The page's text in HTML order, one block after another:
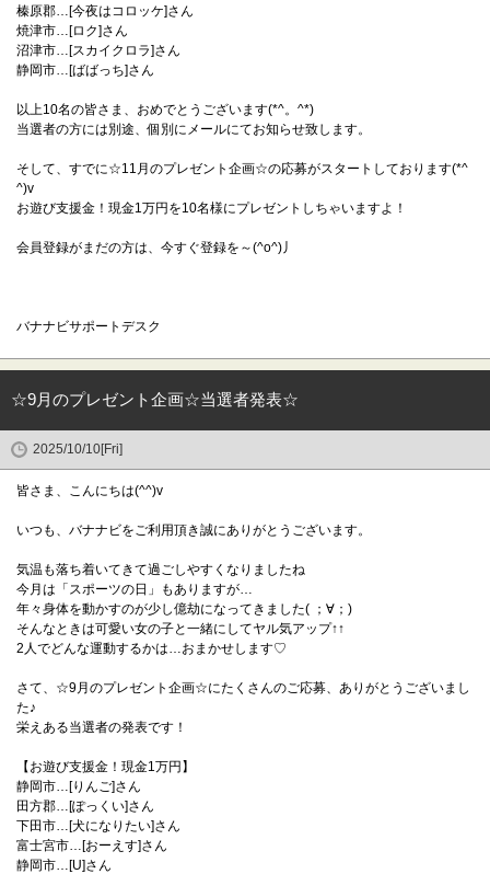
榛原郡…[今夜はコロッケ]さん
焼津市…[ロク]さん
沼津市…[スカイクロラ]さん
静岡市…[ばばっち]さん
以上10名の皆さま、おめでとうございます(*^。^*)
当選者の方には別途、個別にメールにてお知らせ致します。
そして、すでに☆11月のプレゼント企画☆の応募がスタートしております(*^
^)v
お遊び支援金！現金1万円を10名様にプレゼントしちゃいますよ！
会員登録がまだの方は、今すぐ登録を～(^o^)丿
バナナビサポートデスク
☆9月のプレゼント企画☆当選者発表☆
2025/10/10[Fri]
皆さま、こんにちは(^^)v
いつも、バナナビをご利用頂き誠にありがとうございます。
気温も落ち着いてきて過ごしやすくなりましたね
今月は「スポーツの日」もありますが…
年々身体を動かすのが少し億劫になってきました( ；∀；)
そんなときは可愛い女の子と一緒にしてヤル気アップ↑↑
2人でどんな運動するかは…おまかせします♡
さて、☆9月のプレゼント企画☆にたくさんのご応募、ありがとうございまし
た♪
栄えある当選者の発表です！
【お遊び支援金！現金1万円】
静岡市…[りんご]さん
田方郡…[ぽっくい]さん
下田市…[犬になりたい]さん
富士宮市…[おーえす]さん
静岡市…[U]さん